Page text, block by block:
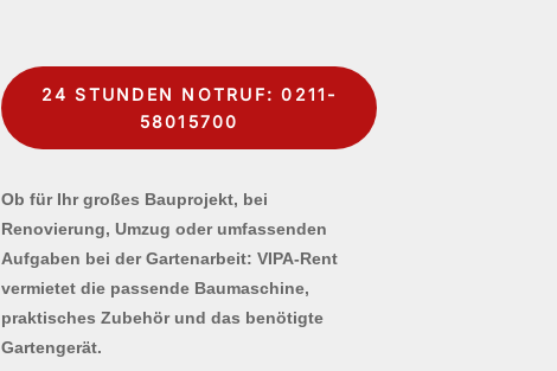
24 STUNDEN NOTRUF: 0211-
58015700
Ob für Ihr großes Bauprojekt, bei
Renovierung, Umzug oder umfassenden
Aufgaben bei der Gartenarbeit: VIPA-Rent
vermietet die passende Baumaschine,
praktisches Zubehör und das benötigte
Gartengerät.